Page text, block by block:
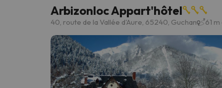
Séjours au ski Séjours montagne
Arbizonloc Appart'hôtel
40, route de la Vallée d'Aure, 65240, Guchan 61